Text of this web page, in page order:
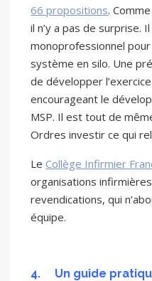
66 propositions.
il n’y a pas de surprise.
monoprofessionnel pour
système en silo. Une
de développer
encourageant le
MSP. Il est tout de
Ordres investir ce qui
LeCollège Infirmier
organisations
revendications, qui
équipe.
4. Un guide